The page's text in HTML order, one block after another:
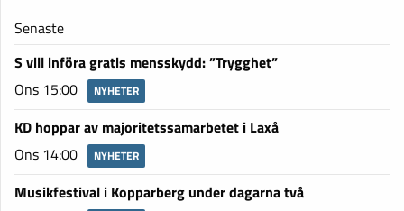
Senaste
S vill införa gratis mensskydd: ”Trygghet”
Ons 15:00
NYHETER
KD hoppar av majoritetssamarbetet i Laxå
Ons 14:00
NYHETER
Musikfestival i Kopparberg under dagarna två